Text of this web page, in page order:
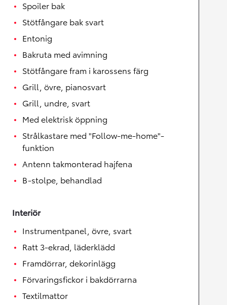
Spoiler bak
Stötfångare bak svart
Entonig
Bakruta med avimning
Stötfångare fram i karossens färg
Grill, övre, pianosvart
Grill, undre, svart
Med elektrisk öppning
Strålkastare med "Follow-me-home"-
funktion
Antenn takmonterad hajfena
B-stolpe, behandlad
Interiör
Instrumentpanel, övre, svart
Ratt 3-ekrad, läderklädd
Framdörrar, dekorinlägg
Förvaringsfickor i bakdörrarna
Textilmattor